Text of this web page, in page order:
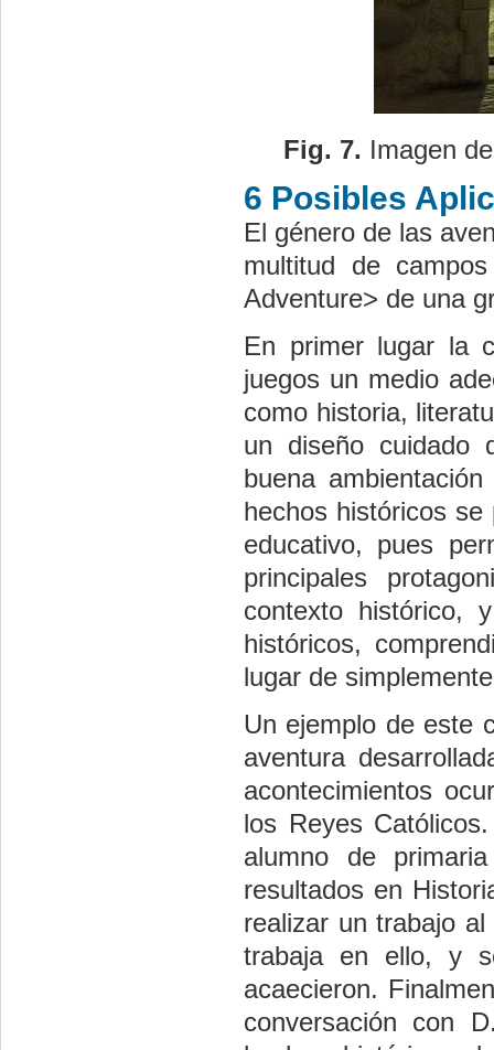
Fig. 7. Imagen
6 Posibles
El género de las
multitud de
Adventure> de una
En primer lugar la
juegos un medio
como historia,
un diseño cuidado
buena
hechos históricos
educativo, pues
principales
contexto histórico,
históricos,
lugar de
Un ejemplo de este
aventura
acontecimientos
los Reyes
alumno de
resultados en
realizar un trabajo
trabaja en ello, y
acaecieron.
conversación con